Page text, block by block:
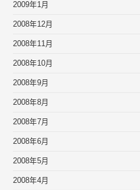
2009年1月
2008年12月
2008年11月
2008年10月
2008年9月
2008年8月
2008年7月
2008年6月
2008年5月
2008年4月